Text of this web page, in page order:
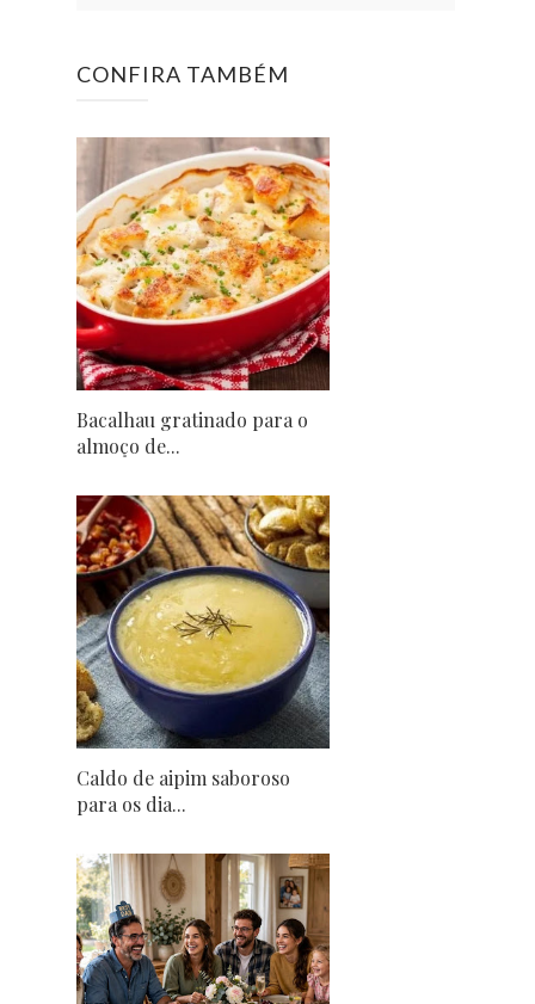
CONFIRA TAMBÉM
Bacalhau gratinado para o
almoço de...
Caldo de aipim saboroso
para os dia...